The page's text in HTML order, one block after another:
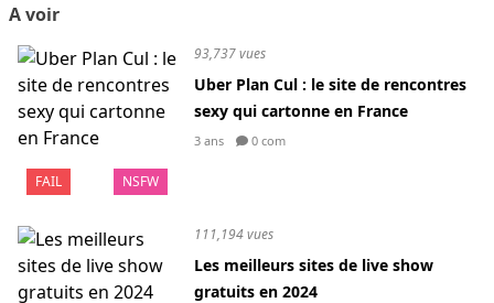
A voir
FAIL NSFW
93,737 vues
Uber Plan Cul : le site de rencontres
sexy qui cartonne en France
3 ans 0 com
111,194 vues
Les meilleurs sites de live show
gratuits en 2024